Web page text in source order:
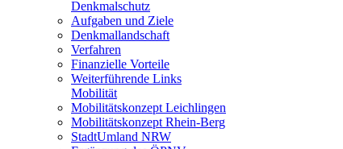
Denkmalschutz
Aufgaben und Ziele
Denkmallandschaft
Verfahren
Finanzielle Vorteile
Weiterführende Links
Mobilität
Mobilitätskonzept Leichlingen
Mobilitätskonzept Rhein-Berg
StadtUmland NRW